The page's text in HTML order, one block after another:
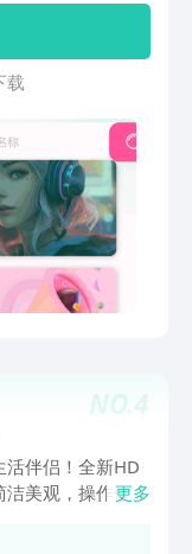
换。音乐时刻极速
供了全方位的音
不断提升自己的
载
NO.4
伴侣！全新HD
洁美观，操作便捷
，无论热门新歌
更多